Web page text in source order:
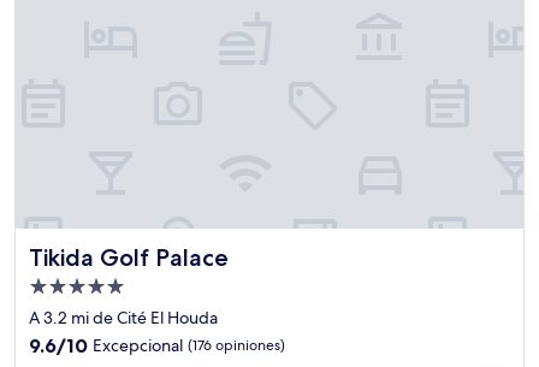
Tikida Golf Palace
Tikida Golf Palace
Propiedad
de
5.0
A 3.2 mi de Cité El Houda
9.6
9.6/10 Excepcional (176 opiniones)